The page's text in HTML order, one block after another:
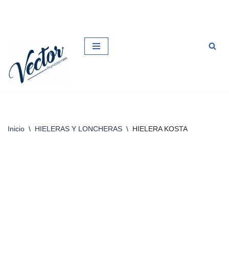
contenido
Inicio \ HIELERAS Y LONCHERAS \ HIELERA KOSTA